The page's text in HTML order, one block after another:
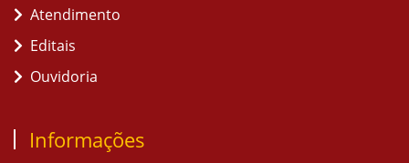
Atendimento
Editais
Ouvidoria
Informações